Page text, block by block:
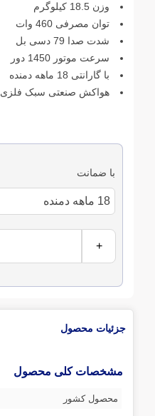
وزن 18.5 کیلوگرم
توان مصرفی 460 وات
شدت صدا 79 دسی بل
سرعت موتور 1450 دور
با گارانتی 18 ماهه دمنده
هواکش صنعتی سبک فلزی 70 سانتی
با ضمانت
+
جزئیات محصول
مشخصات کلی محصول
محصول کشور